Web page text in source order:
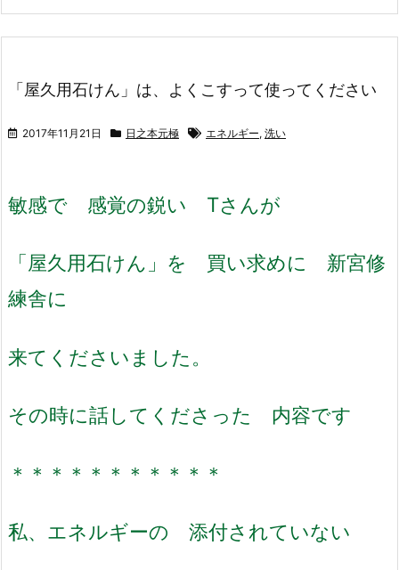
「屋久用石けん」は、よくこすって使ってください
2017年11月21日 日之本元極 エネルギー, 洗い
敏感で 感覚の鋭い Tさんが
「屋久用石けん」を 買い求めに 新宮修
練舎に
来てくださいました。
その時に話してくださった 内容です
＊＊＊＊＊＊＊＊＊＊＊
私、エネルギーの 添付されていない